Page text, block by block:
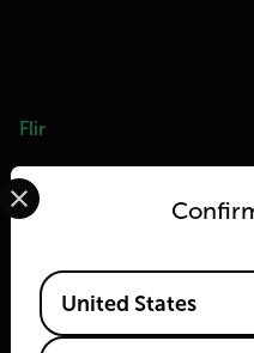
Flir
Sobre o Flir
Tecnologias Teledyne
OEM da Teledyne FLIR
Flir Marine
Select your preferred
Available Locations
United States